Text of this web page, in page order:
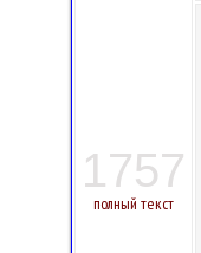
1757
полный текст